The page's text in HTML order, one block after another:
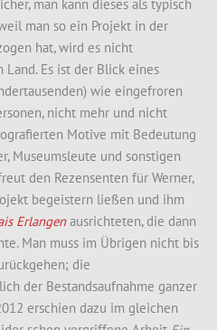
man kann dieses als typisch
man so ein Projekt in der
hat, wird es nicht
Es ist der Blick eines
wie eingefroren
nicht mehr und nicht
Motive mit Bedeutung
Museumsleute und sonstigen
den Rezensenten für Werner,
begeistern ließen und ihm
Erlangen ausrichteten, die dann
Man muss im Übrigen nicht bis
die
der Bestandsaufnahme ganzer
erschien dazu im gleichen